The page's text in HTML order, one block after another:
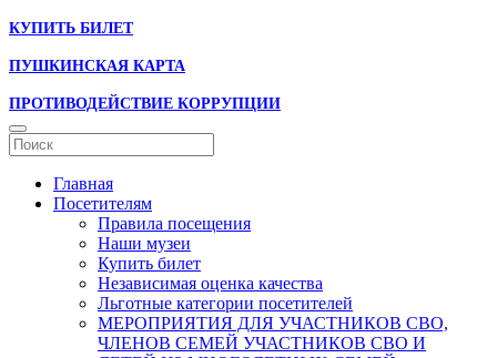
КУПИТЬ БИЛЕТ
ПУШКИНСКАЯ КАРТА
ПРОТИВОДЕЙСТВИЕ КОРРУПЦИИ
Главная
Посетителям
Правила посещения
Наши музеи
Купить билет
Независимая оценка качества
Льготные категории посетителей
МЕРОПРИЯТИЯ ДЛЯ УЧАСТНИКОВ СВО,
ЧЛЕНОВ СЕМЕЙ УЧАСТНИКОВ СВО И